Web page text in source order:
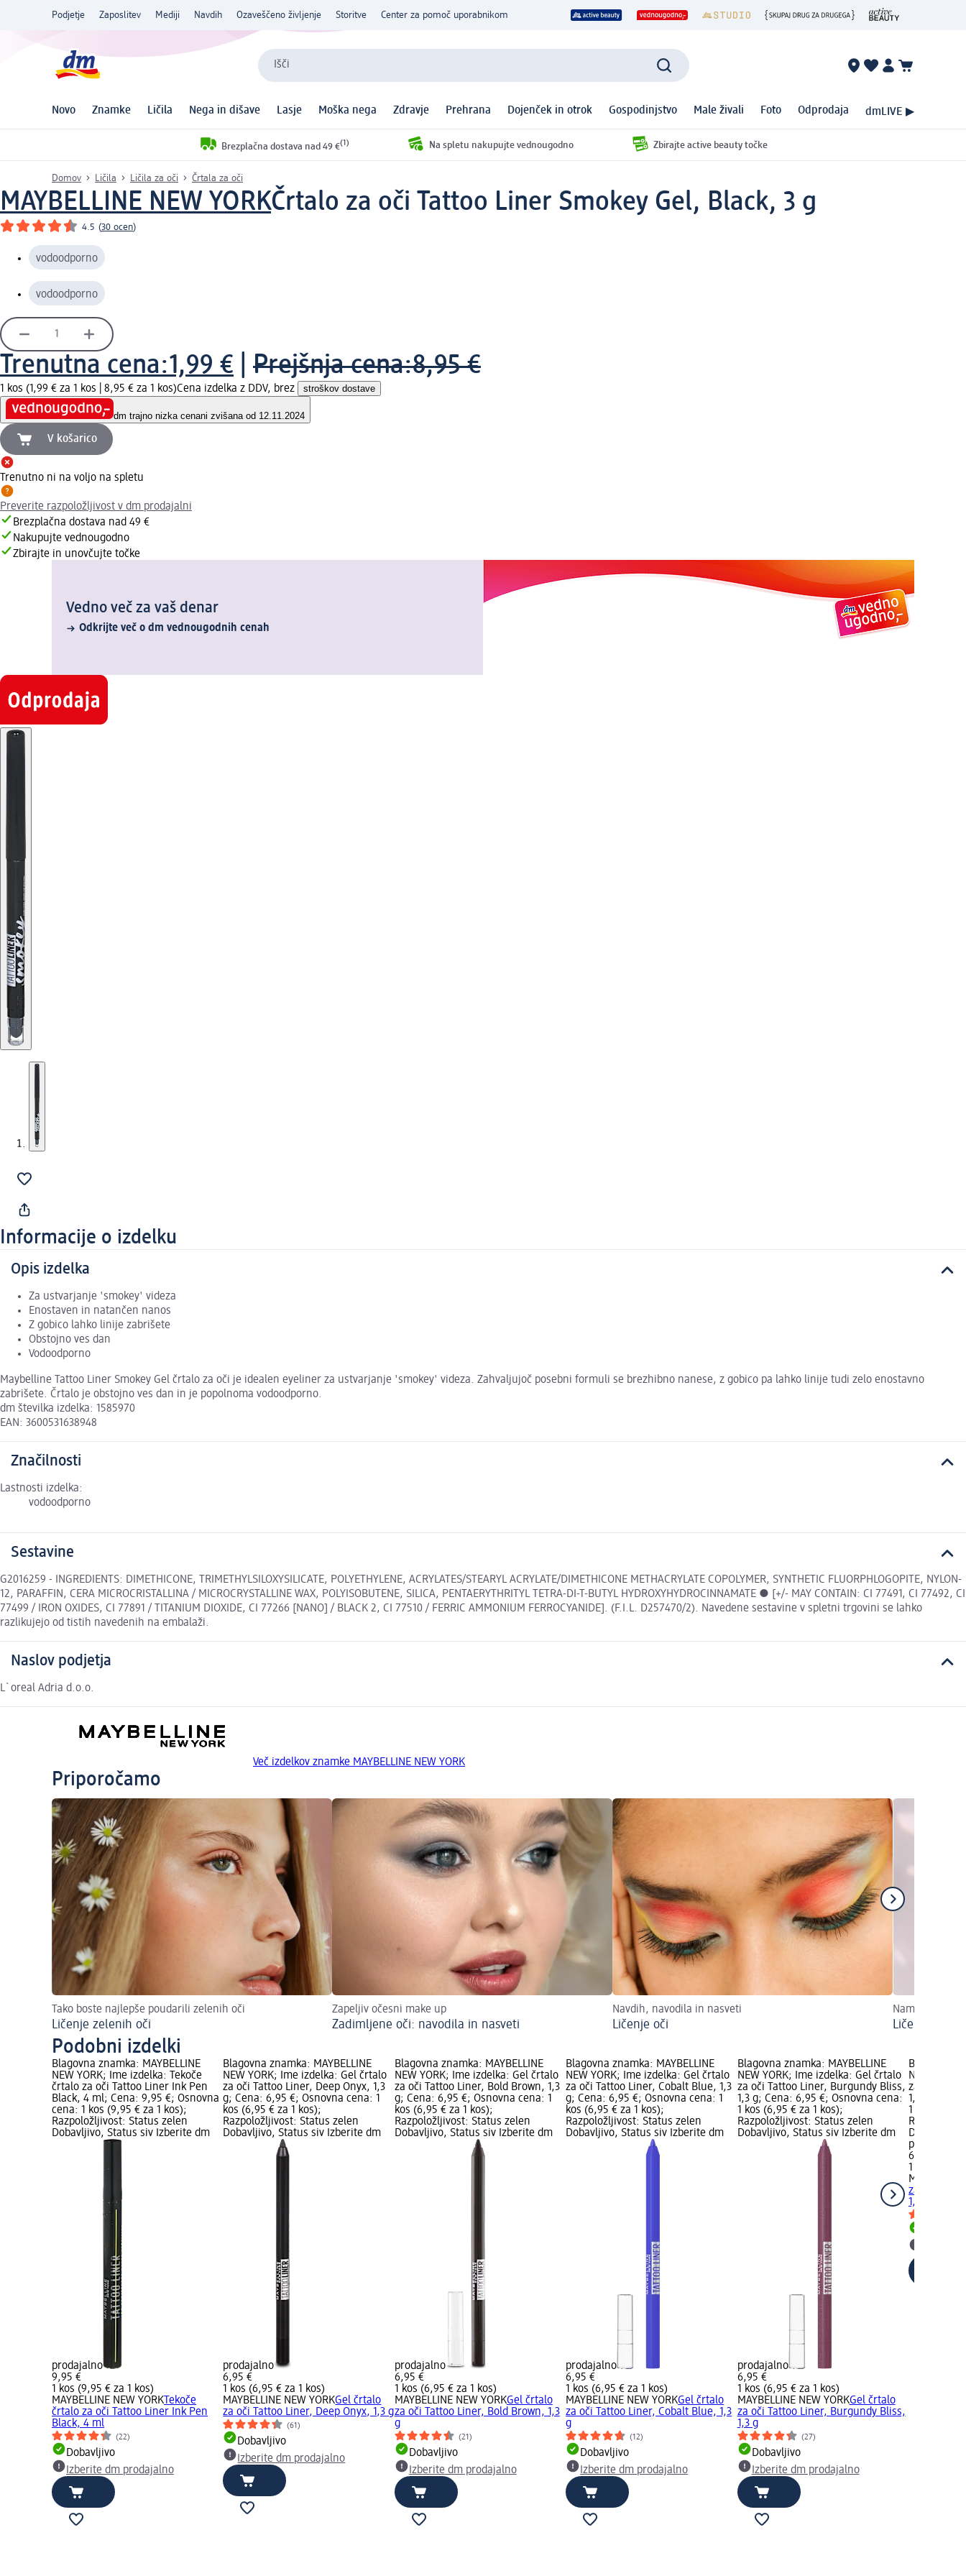
Podjetje Zaposlitev Mediji Navdih Ozaveščeno življenje Storitve Center za pomoč uporabnikom
Išči
Novo Znamke Ličila Nega in dišave Lasje Moška nega Zdravje Prehrana Dojenček in otrok Gospodinjstvo Male živali Foto Odprodaja dmLIVE ▶
Brezplačna dostava nad 49 €(1) Na spletu nakupujte vednougodno Zbirajte active beauty točke
Domov Ličila Ličila za oči Črtala za oči
MAYBELLINE NEW YORKČrtalo za oči Tattoo Liner Smokey Gel, Black, 3 g
4.5 (30 ocen)
vodoodporno
vodoodporno
Trenutna cena:1,99 € Prejšnja cena:8,95 €
1 kos (1,99 € za 1 kos | 8,95 € za 1 kos)Cena izdelka z DDV, brez stroškov dostave
dm trajno nizka cenani zvišana od 12.11.2024
V košarico
Trenutno ni na voljo na spletu
Preverite razpoložljivost v dm prodajalni
Brezplačna dostava nad 49 €
Nakupujte vednougodno
Zbirajte in unovčujte točke
Vedno več za vaš denar
Odkrijte več o dm vednougodnih cenah
Informacije o izdelku
Opis izdelka
Za ustvarjanje 'smokey' videza
Enostaven in natančen nanos
Z gobico lahko linije zabrišete
Obstojno ves dan
Vodoodporno
Maybelline Tattoo Liner Smokey Gel črtalo za oči je idealen eyeliner za ustvarjanje 'smokey' videza. Zahvaljujoč posebni formuli se brezhibno nanese, z gobico pa lahko linije tudi zelo enostavno
zabrišete. Črtalo je obstojno ves dan in je popolnoma vodoodporno.
dm številka izdelka: 1585970
EAN: 3600531638948
Značilnosti
Lastnosti izdelka:
vodoodporno
Sestavine
G2016259 - INGREDIENTS: DIMETHICONE, TRIMETHYLSILOXYSILICATE, POLYETHYLENE, ACRYLATES/STEARYL ACRYLATE/DIMETHICONE METHACRYLATE COPOLYMER, SYNTHETIC FLUORPHLOGOPITE, NYLON-
12, PARAFFIN, CERA MICROCRISTALLINA / MICROCRYSTALLINE WAX, POLYISOBUTENE, SILICA, PENTAERYTHRITYL TETRA-DI-T-BUTYL HYDROXYHYDROCINNAMATE ● [+/- MAY CONTAIN: CI 77491, CI 77492, CI
77499 / IRON OXIDES, CI 77891 / TITANIUM DIOXIDE, CI 77266 [NANO] / BLACK 2, CI 77510 / FERRIC AMMONIUM FERROCYANIDE]. (F.I.L. D257470/2). Navedene sestavine v spletni trgovini se lahko
razlikujejo od tistih navedenih na embalaži.
Naslov podjetja
L`oreal Adria d.o.o.
Več izdelkov znamke MAYBELLINE NEW YORK
Priporočamo
Tako boste najlepše poudarili zelenih oči
Ličenje zelenih oči
Zapeljiv očesni make up
Zadimljene oči: navodila in nasveti
Navdih, navodila in nasveti
Ličenje oči
Namigi in
Ličenje
Podobni izdelki
Blagovna znamka: MAYBELLINE
NEW YORK; Ime izdelka: Tekoče
črtalo za oči Tattoo Liner Ink Pen
Black, 4 ml; Cena: 9,95 €; Osnovna
cena: 1 kos (9,95 € za 1 kos);
Razpoložljivost: Status zelen
Dobavljivo, Status siv Izberite dm
prodajalno
9,95 €
1 kos (9,95 € za 1 kos)
MAYBELLINE NEW YORKTekoče
črtalo za oči Tattoo Liner Ink Pen
Black, 4 ml
(22)
Dobavljivo
Izberite dm prodajalno
Blagovna znamka: MAYBELLINE
NEW YORK; Ime izdelka: Gel črtalo
za oči Tattoo Liner, Deep Onyx, 1,3
g; Cena: 6,95 €; Osnovna cena: 1
kos (6,95 € za 1 kos);
Razpoložljivost: Status zelen
Dobavljivo, Status siv Izberite dm
prodajalno
6,95 €
1 kos (6,95 € za 1 kos)
MAYBELLINE NEW YORKGel črtalo
za oči Tattoo Liner, Deep Onyx, 1,3 g
(61)
Dobavljivo
Izberite dm prodajalno
Blagovna znamka: MAYBELLINE
NEW YORK; Ime izdelka: Gel črtalo
za oči Tattoo Liner, Bold Brown, 1,3
g; Cena: 6,95 €; Osnovna cena: 1
kos (6,95 € za 1 kos);
Razpoložljivost: Status zelen
Dobavljivo, Status siv Izberite dm
prodajalno
6,95 €
1 kos (6,95 € za 1 kos)
MAYBELLINE NEW YORKGel črtalo
za oči Tattoo Liner, Bold Brown, 1,3
g
(21)
Dobavljivo
Izberite dm prodajalno
Blagovna znamka: MAYBELLINE
NEW YORK; Ime izdelka: Gel črtalo
za oči Tattoo Liner, Cobalt Blue, 1,3
g; Cena: 6,95 €; Osnovna cena: 1
kos (6,95 € za 1 kos);
Razpoložljivost: Status zelen
Dobavljivo, Status siv Izberite dm
prodajalno
6,95 €
1 kos (6,95 € za 1 kos)
MAYBELLINE NEW YORKGel črtalo
za oči Tattoo Liner, Cobalt Blue, 1,3
g
(12)
Dobavljivo
Izberite dm prodajalno
Blagovna znamka: MAYBELLINE
NEW YORK; Ime izdelka: Gel črtalo
za oči Tattoo Liner, Burgundy Bliss,
1,3 g; Cena: 6,95 €; Osnovna cena:
1 kos (6,95 € za 1 kos);
Razpoložljivost: Status zelen
Dobavljivo, Status siv Izberite dm
prodajalno
6,95 €
1 kos (6,95 € za 1 kos)
MAYBELLINE NEW YORKGel črtalo
za oči Tattoo Liner, Burgundy Bliss,
1,3 g
(27)
Dobavljivo
Izberite dm prodajalno
Blagovna
NEW
za oči
1,3 g;
1 kos (6,95
Dobavljivo,
prodajalno
6,95 €
1 kos (6,95
za oči
1,3 g